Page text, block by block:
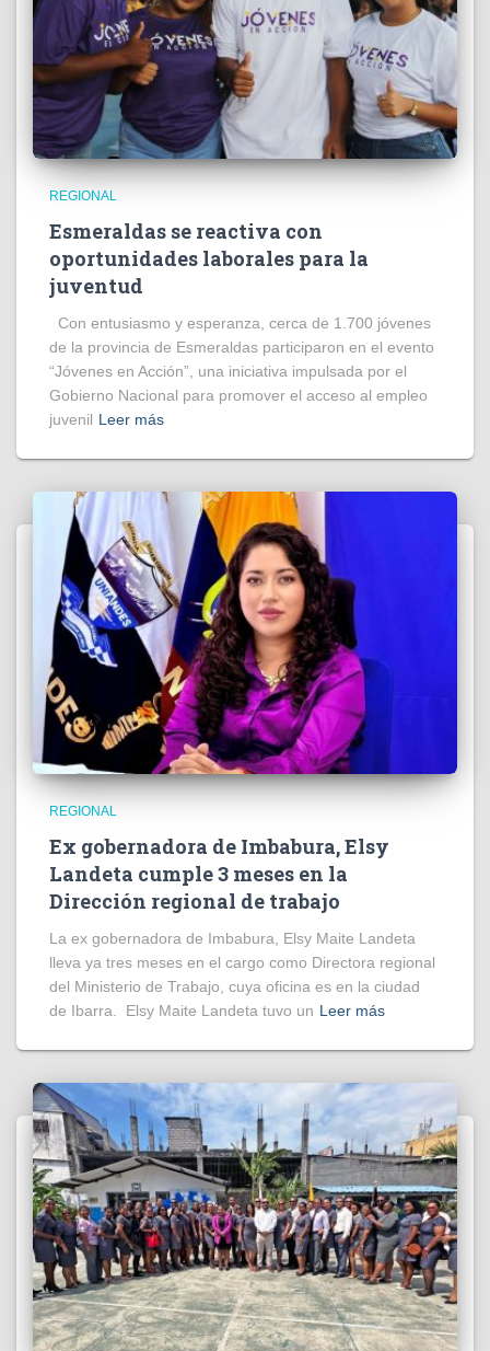
REGIONAL
Esmeraldas se reactiva con
oportunidades laborales para la
juventud
Con entusiasmo y esperanza, cerca de 1.700 jóvenes
de la provincia de Esmeraldas participaron en el evento
“Jóvenes en Acción”, una iniciativa impulsada por el
Gobierno Nacional para promover el acceso al empleo
juvenil Leer más
REGIONAL
Ex gobernadora de Imbabura, Elsy
Landeta cumple 3 meses en la
Dirección regional de trabajo
La ex gobernadora de Imbabura, Elsy Maite Landeta
lleva ya tres meses en el cargo como Directora regional
del Ministerio de Trabajo, cuya oficina es en la ciudad
de Ibarra. Elsy Maite Landeta tuvo un Leer más